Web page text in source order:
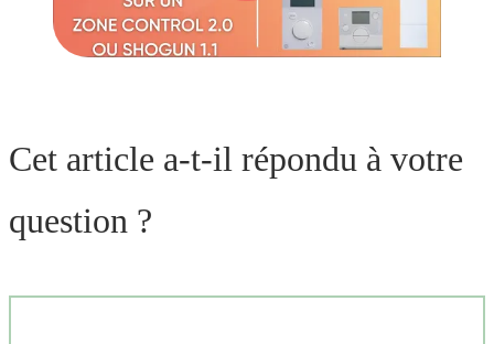
Cet article a-t-il répondu à votre
question ?